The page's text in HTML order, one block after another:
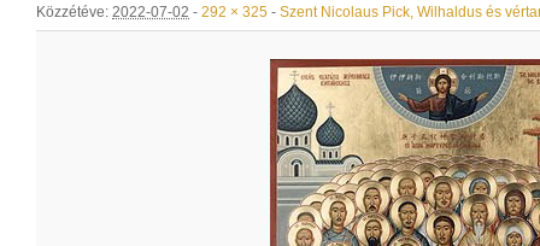
Közzétéve: 2022-07-02 - 292 × 325 - Szent Nicolaus Pick, Wilhaldus és